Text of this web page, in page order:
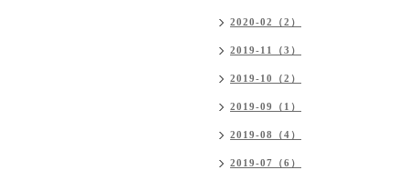
2020-02（2）
2019-11（3）
2019-10（2）
2019-09（1）
2019-08（4）
2019-07（6）